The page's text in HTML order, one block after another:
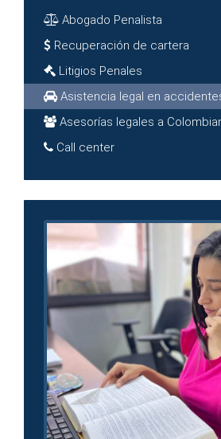
Abogado Penalista
Recuperación de cartera
Litigios Penales
Asistencia legal en
Asesorías legales a
Call center